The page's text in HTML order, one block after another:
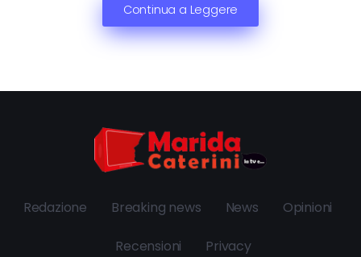
Continua a Leggere
Redazione Breaking news News Opinioni
Recensioni Privacy